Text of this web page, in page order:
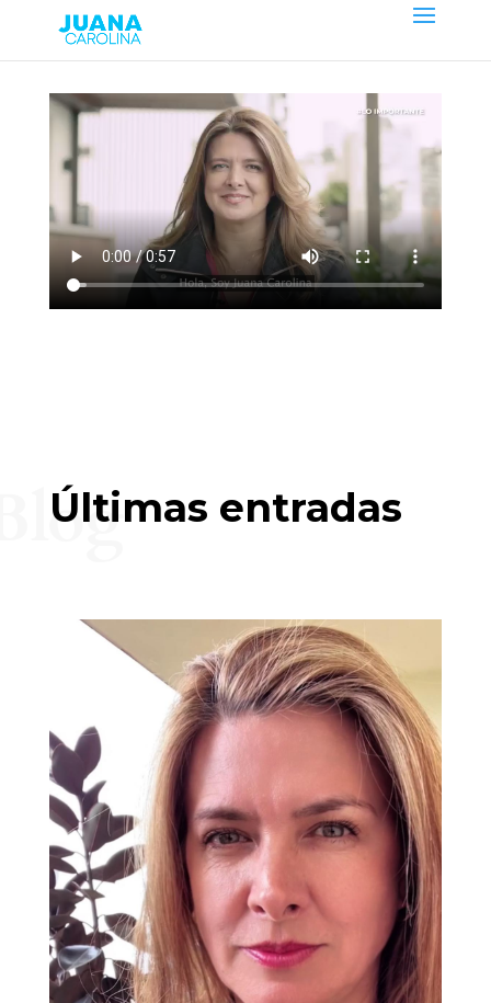
Últimas entradas